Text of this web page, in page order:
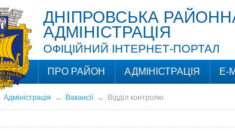
ДНІПРОВСЬКА
АДМІНІСТРАЦІЯ
ОФІЦІЙНИЙ ІНТЕРНЕТ-ПОРТАЛ
ПРО РАЙОН АДМІНІСТРАЦІЯ Е-
Адміністрація → Вакансії→ Відділ контролю